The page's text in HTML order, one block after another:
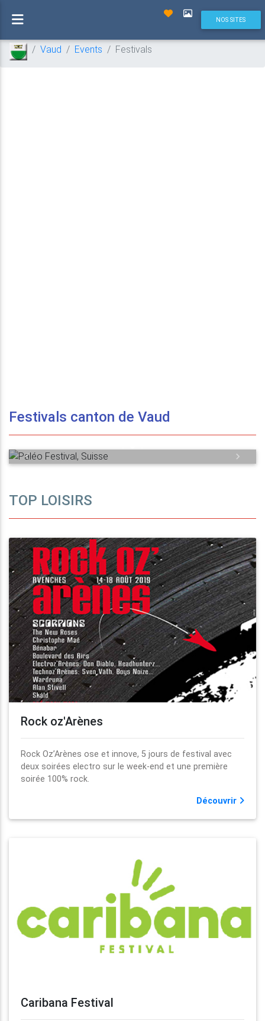
NOS SITES
Vaud Events Festivals
Festivals canton de Vaud
Photo by Nicolas Patault
Previous Next
TOP LOISIRS
Rock oz'Arènes
Rock Oz’Arènes ose et innove, 5 jours de festival avec
deux soirées electro sur le week-end et une première
soirée 100% rock.
Découvrir
Caribana Festival